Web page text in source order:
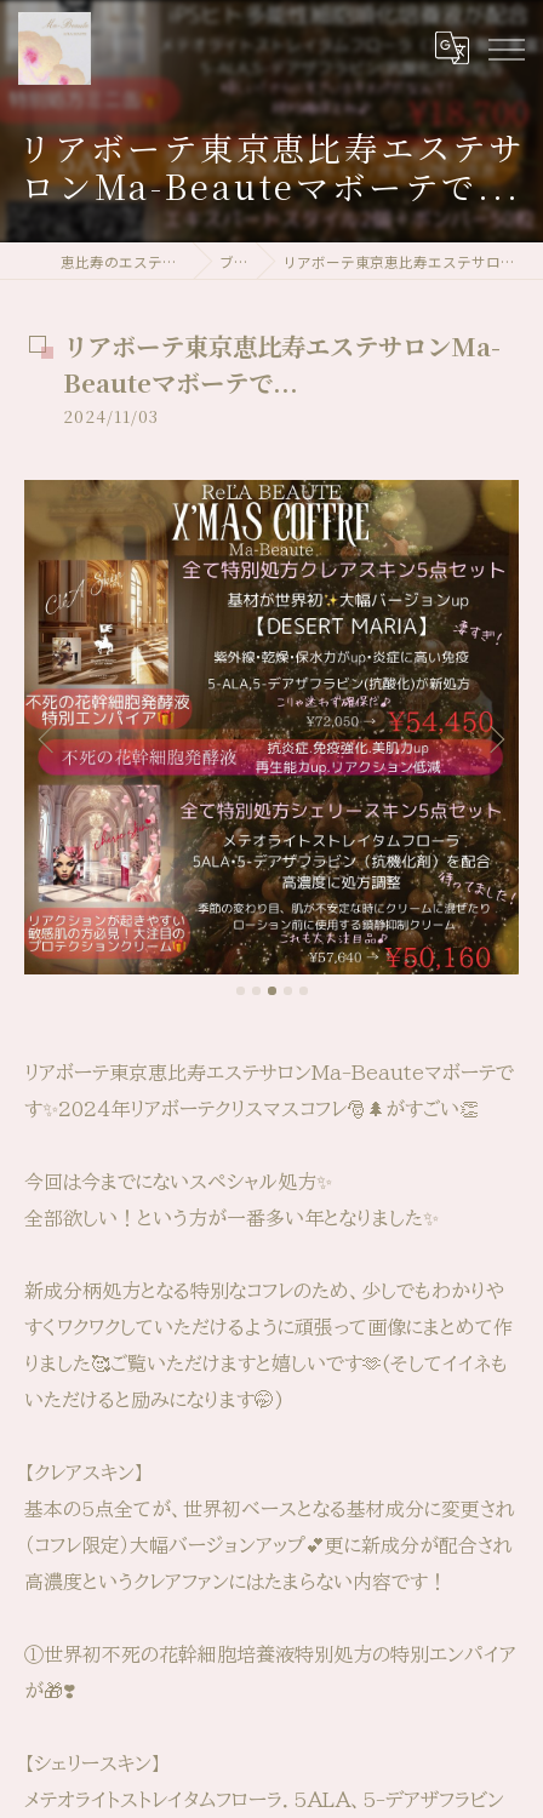
リアボーテ東京恵比寿エステサ
ロンMa-Beauteマボーテで...
恵比寿のエステならMa-Beaute ブログ リアボーテ東京恵比寿エステサロンMa-Beauteマボーテで...
リアボーテ東京恵比寿エステサロンMa-
Beauteマボーテで...
2024/11/03
リアボーテ東京恵比寿エステサロンMa-Beauteマボーテで
す✨2024年リアボーテクリスマスコフレ🎅🌲がすごい👏
今回は今までにないスペシャル処方✨
全部欲しい！という方が一番多い年となりました✨
新成分柄処方となる特別なコフレのため、少しでもわかりや
すくワクワクしていただけるように頑張って画像にまとめて作
りました🥰ご覧いただけますと嬉しいです🫶(そしてイイネも
いただけると励みになります🤭)
【クレアスキン】
基本の5点全てが、世界初ベースとなる基材成分に変更され
（コフレ限定）大幅バージョンアップ💕更に新成分が配合され
高濃度というクレアファンにはたまらない内容です！
①世界初不死の花幹細胞培養液特別処方の特別エンパイア
が🎁❣️
【シェリースキン】
メテオライトストレイタムフローラ．5ALA、5-デアザフラビン